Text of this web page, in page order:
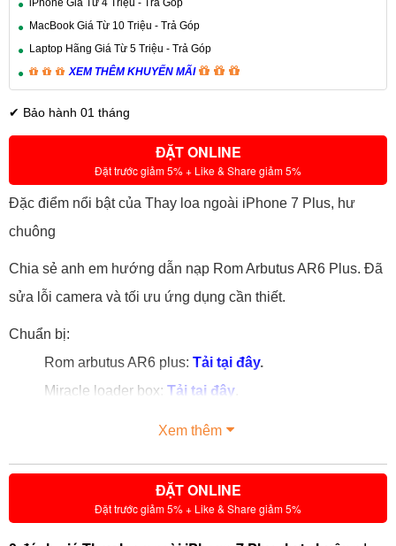
iPhone Giá Từ 4 Triệu - Trả Góp
MacBook Giá Từ 10 Triệu - Trả Góp
Laptop Hãng Giá Từ 5 Triệu - Trả Góp
XEM THÊM KHUYẾN MÃI
✔ Bảo hành 01 tháng
ĐẶT ONLINE
Đặt trước giảm 5% + Like & Share giảm 5%
Đặc điểm nổi bật của Thay loa ngoài iPhone 7 Plus, hư
chuông
Chia sẻ anh em hướng dẫn nạp Rom Arbutus AR6 Plus. Đã
sửa lỗi camera và tối ưu ứng dụng cần thiết.
Chuẩn bị:
Rom arbutus AR6 plus: Tải tại đây.
Miracle loader box: Tải tại đây
+ Cài đặt file Setup Miracle Box v2.27A.exe
Xem thêm
ĐẶT ONLINE
Đặt trước giảm 5% + Like & Share giảm 5%